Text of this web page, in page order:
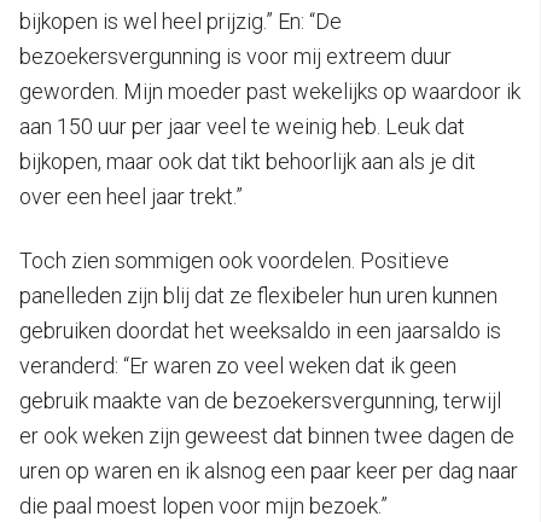
bijkopen is wel heel prijzig.” En: “De
bezoekersvergunning is voor mij extreem duur
geworden. Mijn moeder past wekelijks op waardoor ik
aan 150 uur per jaar veel te weinig heb. Leuk dat
bijkopen, maar ook dat tikt behoorlijk aan als je dit
over een heel jaar trekt.”
Toch zien sommigen ook voordelen. Positieve
panelleden zijn blij dat ze flexibeler hun uren kunnen
gebruiken doordat het weeksaldo in een jaarsaldo is
veranderd: “Er waren zo veel weken dat ik geen
gebruik maakte van de bezoekersvergunning, terwijl
er ook weken zijn geweest dat binnen twee dagen de
uren op waren en ik alsnog een paar keer per dag naar
die paal moest lopen voor mijn bezoek.”